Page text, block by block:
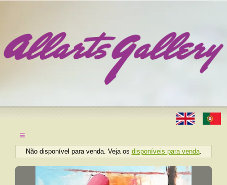
≡
Não disponível para venda. Veja os disponíveis para venda.